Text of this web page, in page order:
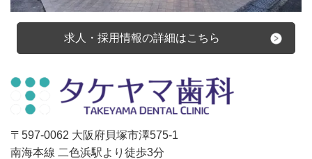
求人・採用情報の詳細はこちら
〒597-0062 大阪府貝塚市澤575-1
南海本線 二色浜駅より徒歩3分